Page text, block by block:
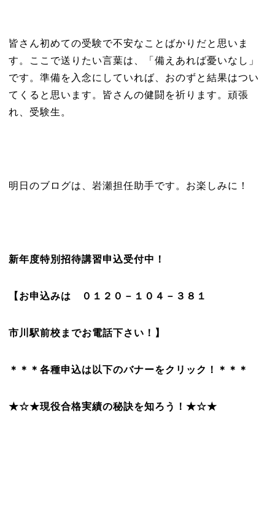
皆さん初めての受験で不安なことばかりだと思いま
す。ここで送りたい言葉は、「備えあれば憂いなし」
です。準備を入念にしていれば、おのずと結果はつい
てくると思います。皆さんの健闘を祈ります。頑張
れ、受験生。
明日のブログは、岩瀬担任助手です。お楽しみに！
新年度特別招待講習申込受付中！
【お申込みは ０１２０－１０４－３８１
市川駅前校までお電話下さい！】
＊＊＊各種申込は以下のバナーをクリック！＊＊＊
★☆★現役合格実績の秘訣を知ろう！★☆★